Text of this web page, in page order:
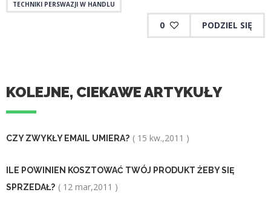
TECHNIKI PERSWAZJI W HANDLU
0 PODZIEL SIĘ
KOLEJNE, CIEKAWE ARTYKUŁY
CZY ZWYKŁY EMAIL UMIERA? ( 15 kw.,2011 )
ILE POWINIEN KOSZTOWAĆ TWÓJ PRODUKT ŻEBY SIĘ
SPRZEDAŁ? ( 12 mar,2011 )